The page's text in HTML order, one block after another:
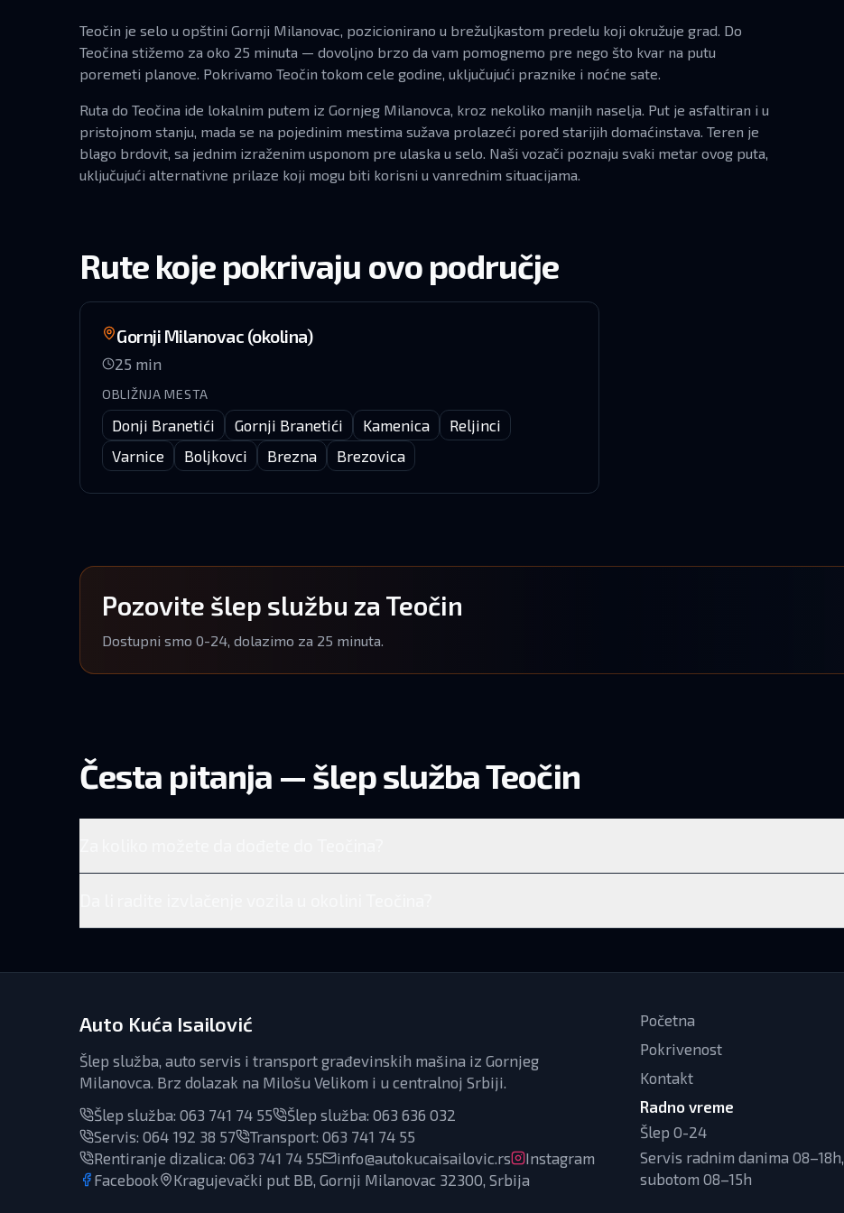
Teočin je selo u opštini Gornji Milanovac, pozicionirano u brežuljkastom predelu koji okružuje grad. Do
Teočina stižemo za oko 25 minuta — dovoljno brzo da vam pomognemo pre nego što kvar na putu
poremeti planove. Pokrivamo Teočin tokom cele godine, uključujući praznike i noćne sate.
Ruta do Teočina ide lokalnim putem iz Gornjeg Milanovca, kroz nekoliko manjih naselja. Put je asfaltiran i u
pristojnom stanju, mada se na pojedinim mestima sužava prolazeći pored starijih domaćinstava. Teren je
blago brdovit, sa jednim izraženim usponom pre ulaska u selo. Naši vozači poznaju svaki metar ovog puta,
uključujući alternativne prilaze koji mogu biti korisni u vanrednim situacijama.
Rute koje pokrivaju ovo područje
Gornji Milanovac (okolina)
25 min
OBLIŽNJA MESTA
Donji Branetići Gornji Branetići Kamenica
Reljinci
Varnice
Boljkovci Brezna Brezovica
Pozovite šlep službu za Teočin
Dostupni smo 0-24, dolazimo za 25 minuta.
Česta pitanja — šlep služba Teočin
Auto Kuća Isailović
Šlep služba, auto servis i transport građevinskih mašina iz Gornjeg
Milanovca. Brz dolazak na Milošu Velikom i u centralnoj Srbiji.
Šlep služba: 063 741 74 55 Šlep služba: 063 636 032
Servis: 064 192 38 57 Transport: 063 741 74 55
Rentiranje dizalica: 063 741 74 55 info@autokucaisailovic.rs
Instagram
Facebook
Kragujevački put BB, Gornji Milanovac 32300, Srbija
Početna
Pokrivenost
Kontakt
Radno vreme
Šlep 0-24
Servis radnim danima 08–18h,
subotom 08–15h